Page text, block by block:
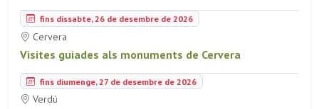
fins dissabte, 26 de desembre de 2026
Cervera
Visites guiades als monuments de Cervera
fins diumenge, 27 de desembre de 2026
Verdú